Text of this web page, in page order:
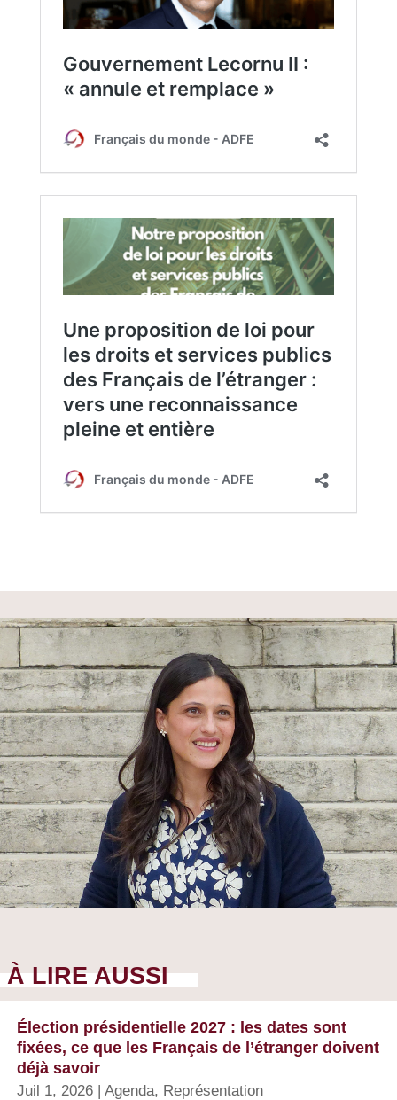
À LIRE AUSSI
Élection présidentielle 2027 : les dates sont
fixées, ce que les Français de l’étranger doivent
déjà savoir
Juil 1, 2026 | Agenda, Représentation